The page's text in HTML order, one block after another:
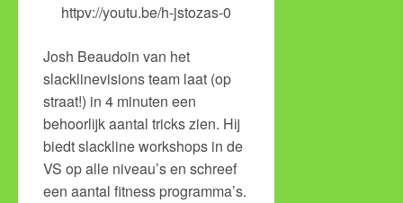
httpv://youtu.be/h-jstozas-0
Josh Beaudoin van het
slacklinevisions team laat (op
straat!) in 4 minuten een
behoorlijk aantal tricks zien. Hij
biedt slackline workshops in de
VS op alle niveau’s en schreef
een aantal fitness programma’s.